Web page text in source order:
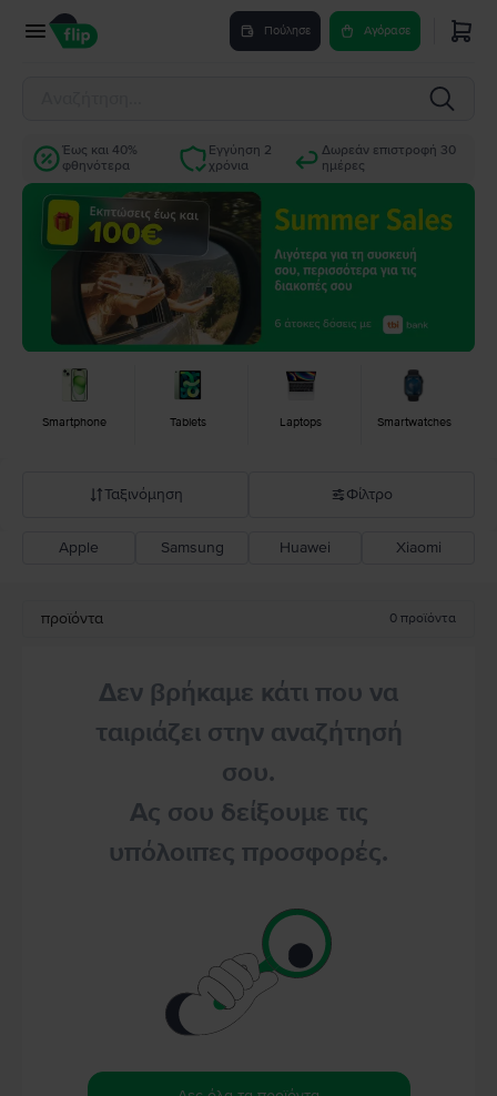
Πούλησε Αγόρασε
Έως και 40%
φθηνότερα
Εγγύηση 2
χρόνια
Δωρεάν επιστροφή 30
ημέρες
Smartphone Tablets Laptops Smartwatches
Ταξινόμηση
Σύσταση Flip
Φίλτρο
Apple Samsung Huawei Xiaomi
προϊόντα 0 προϊόντα
Δεν βρήκαμε κάτι που να
ταιριάζει στην αναζήτησή
σου.
Ας σου δείξουμε τις
υπόλοιπες προσφορές.